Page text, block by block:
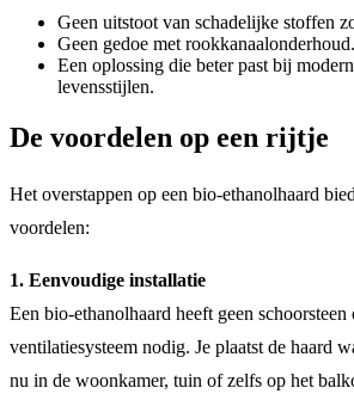
Geen uitstoot van schadelijke stoffen
Geen gedoe met rookkanaalonderhoud.
Een oplossing die beter past bij
levensstijlen.
De voordelen op een rijtje
Het overstappen op een bio-ethanolhaard
voordelen:
1. Eenvoudige installatie
Een bio-ethanolhaard heeft geen
ventilatiesysteem nodig. Je plaatst de haard
nu in de woonkamer, tuin of zelfs op het